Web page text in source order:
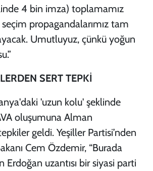
4 bin imza) toplamamız
seçim propagandalarımız tam
Umutluyuz, çünkü yoğun
SERT TEPKİ
'uzun kolu' şeklinde
oluşumuna Alman
geldi. Yeşiller Partisi’nden
Cem Özdemir, “Burada
Erdoğan uzantısı bir siyasi parti